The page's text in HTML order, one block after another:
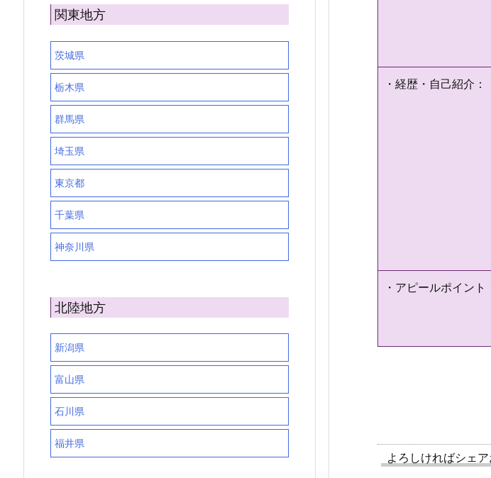
・経歴・自己紹介：
・アピールポイント
よろしければシェ
関東地方
茨城県
栃木県
群馬県
埼玉県
東京都
千葉県
神奈川県
北陸地方
新潟県
富山県
石川県
福井県